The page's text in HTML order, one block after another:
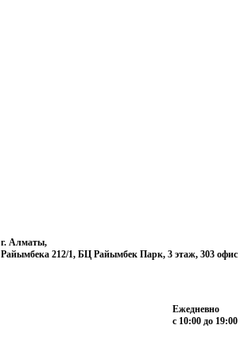
г. Алматы,
Райымбека 212/1, БЦ Райымбек Парк, 3 этаж, 303 офис
Ежедневно
с 10:00 до 19:00